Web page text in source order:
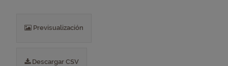
Previsualización
Descargar CSV